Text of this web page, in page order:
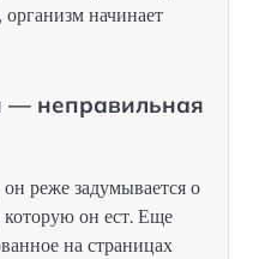
начинает
— неправильная
реже задумывается о
которую он ест. Еще
на страницах